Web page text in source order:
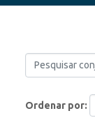
Ordenar por